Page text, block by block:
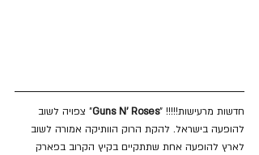
חדשות מרעישות!!!!! "Guns N' Roses" צפויה לשוב
להופעה בישראל. להקת הרוק הוותיקה אמורה לשוב
לארץ להופעה אחת שתתקיים בקיץ הקרוב בפארק